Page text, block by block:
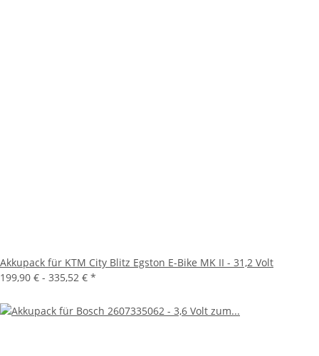
Akkupack für KTM City Blitz Egston E-Bike MK II - 31,2 Volt
199,90 € - 335,52 € *